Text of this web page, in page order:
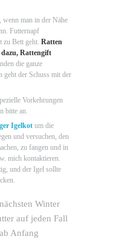
wenn man in der Nähe
Futternapf
zu Bett geht. Ratten
Rattengift
die ganze
geht der Schuss mit der
Vorkehrungen
bitte an.
Igelkot um die
und versuchen, den
zu fangen und in
mich kontaktieren.
und der Igel sollte
Winter
auf jeden Fall
Anfang